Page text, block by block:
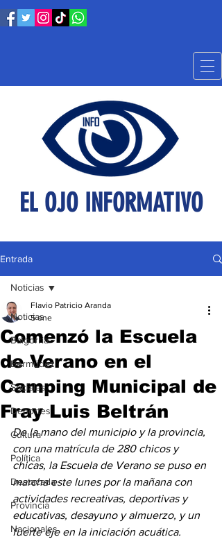
EL OJO INFORMATIVO
Entrada
Noticias
Baigorria
Bermúdez
Sociales
Deportes
Cultura
Política
Destacada
Provincia
Nacionales
Noticias
Comenzó la Escuela
de Verano en el
Camping Municipal de
Fray Luis Beltrán
Flavio Patricio Aranda
5 ene
De la mano del municipio y la provincia,
con una matrícula de 280 chicos y
chicas, la Escuela de Verano se puso en
marcha este lunes por la mañana con
actividades recreativas, deportivas y
educativas, desayuno y almuerzo, y un
fuerte eje en la iniciación acuática.